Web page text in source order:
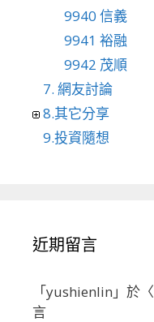
9940 信義
9941 裕融
9942 茂順
7. 網友討論
8.其它分享
9.投資隨想
近期留言
「yushienlin 」於〈
言